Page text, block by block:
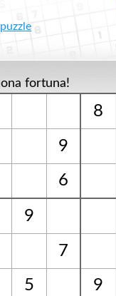
fortuna!
8
9
6
9
7
5 9